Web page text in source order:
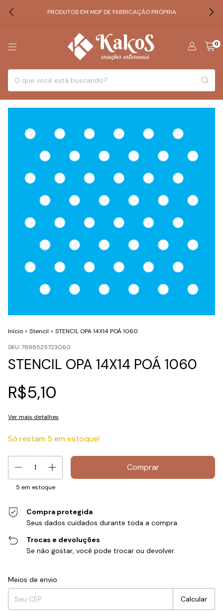
PRODUTOS EM MDF DE FABRICAÇÃO PRÓPRIA
0
Início > Stencil > STENCIL OPA 14X14 POÁ 1060
SKU:7898525723060
STENCIL OPA 14X14 POÁ 1060
R$5,10
Ver mais detalhes
Só restam 5 em estoque!
5 em estoque
Compra protegida
Seus dados cuidados durante toda a compra.
Trocas e devoluções
Se não gostar, você pode trocar ou devolver.
Entregas para o CEP:
Meios de envio
Calcular